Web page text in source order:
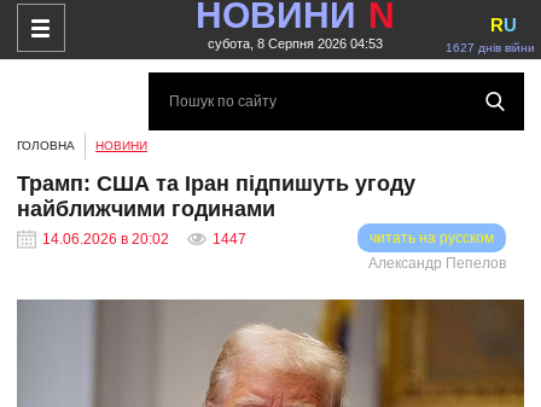
НОВИНИ N
субота, 8 Серпня 2026 04:53 1627 днів війни
RU
ГОЛОВНА НОВИНИ
Трамп: США та Іран підпишуть угоду
найближчими годинами
14.06.2026 в 20:02 1447
читать на русском
Александр Пепелов